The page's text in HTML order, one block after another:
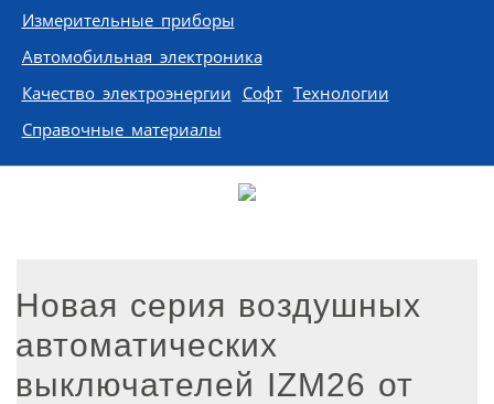
Измерительные приборы
Автомобильная электроника
Качество электроэнергии Софт Технологии
Справочные материалы
Новая серия воздушных
автоматических
выключателей IZM26 от